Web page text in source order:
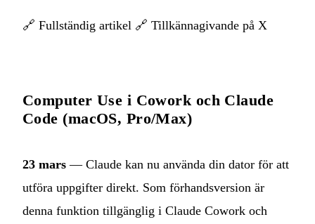
🔗 Fullständig artikel 🔗 Tillkännagivande på X
Computer Use i Cowork och Claude
Code (macOS, Pro/Max)
23 mars — Claude kan nu använda din dator för att
utföra uppgifter direkt. Som förhandsversion är
denna funktion tillgänglig i Claude Cowork och